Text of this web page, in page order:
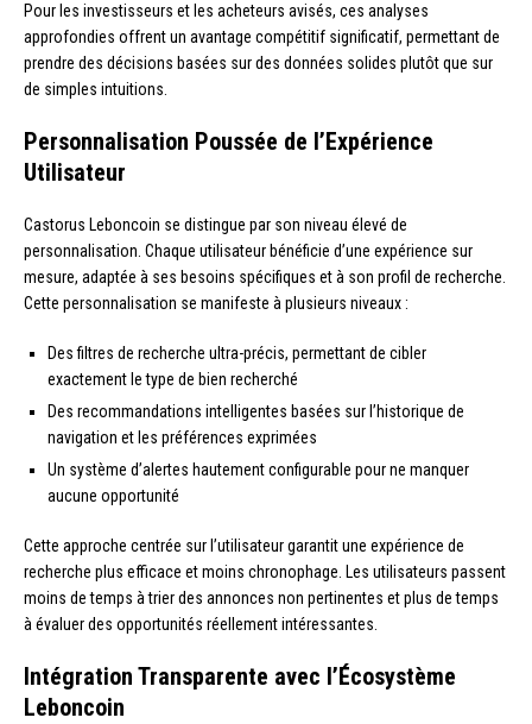
Pour les investisseurs et les acheteurs avisés, ces analyses
approfondies offrent un avantage compétitif significatif, permettant de
prendre des décisions basées sur des données solides plutôt que sur
de simples intuitions.
Personnalisation Poussée de l’Expérience
Utilisateur
Castorus Leboncoin se distingue par son niveau élevé de
personnalisation. Chaque utilisateur bénéficie d’une expérience sur
mesure, adaptée à ses besoins spécifiques et à son profil de recherche.
Cette personnalisation se manifeste à plusieurs niveaux :
Des filtres de recherche ultra-précis, permettant de cibler
exactement le type de bien recherché
Des recommandations intelligentes basées sur l’historique de
navigation et les préférences exprimées
Un système d’alertes hautement configurable pour ne manquer
aucune opportunité
Cette approche centrée sur l’utilisateur garantit une expérience de
recherche plus efficace et moins chronophage. Les utilisateurs passent
moins de temps à trier des annonces non pertinentes et plus de temps
à évaluer des opportunités réellement intéressantes.
Intégration Transparente avec l’Écosystème
Leboncoin